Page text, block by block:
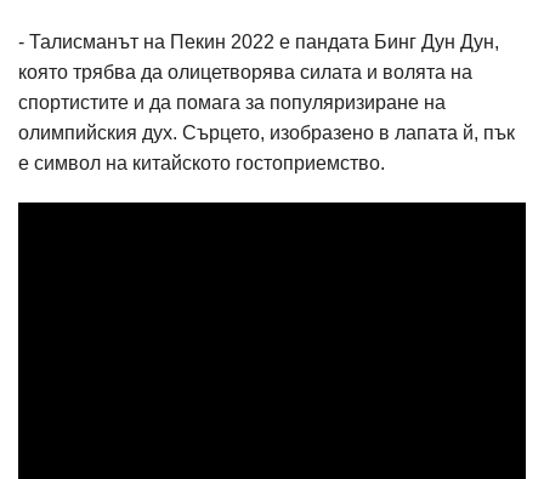
- Талисманът на Пекин 2022 е пандата Бинг Дун Дун,
която трябва да олицетворява силата и волята на
спортистите и да помага за популяризиране на
олимпийския дух. Сърцето, изобразено в лапата й, пък
е символ на китайското гостоприемство.